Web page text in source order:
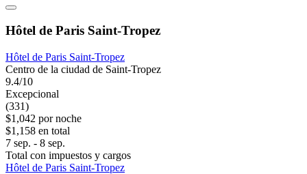
Hôtel de Paris Saint-Tropez
Hôtel de Paris Saint-Tropez
Centro de la ciudad de Saint-Tropez
9.4/10
Excepcional
(331)
$1,042 por noche
$1,158 en total
7 sep. - 8 sep.
Total con impuestos y cargos
Hôtel de Paris Saint-Tropez